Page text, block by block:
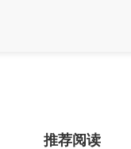
推荐阅读